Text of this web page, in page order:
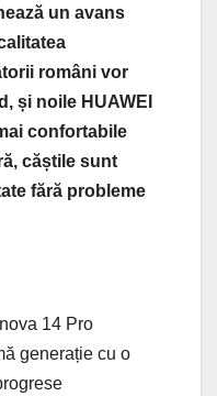
un avans
români vor
și noile HUAWEI
confortabile
căștile sunt
fără probleme
14 Pro
generație cu o